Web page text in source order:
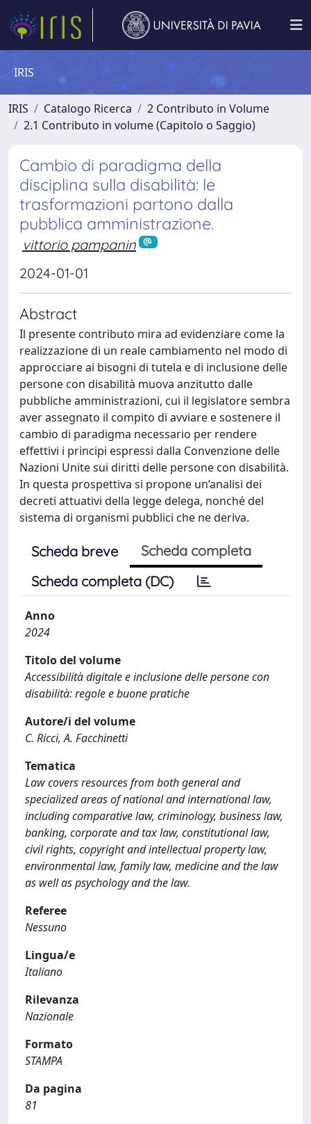
IRIS
IRIS Catalogo Ricerca
2 Contributo in Volume
2.1 Contributo in volume (Capitolo o Saggio)
Cambio di paradigma della
disciplina sulla disabilità: le
trasformazioni partono dalla
pubblica amministrazione.
vittorio pampanin
2024-01-01
Abstract
Il presente contributo mira ad evidenziare come la
realizzazione di un reale cambiamento nel modo di
approcciare ai bisogni di tutela e di inclusione delle
persone con disabilità muova anzitutto dalle
pubbliche amministrazioni, cui il legislatore sembra
aver assegnato il compito di avviare e sostenere il
cambio di paradigma necessario per rendere
effettivi i principi espressi dalla Convenzione delle
Nazioni Unite sui diritti delle persone con disabilità.
In questa prospettiva si propone un’analisi dei
decreti attuativi della legge delega, nonché del
sistema di organismi pubblici che ne deriva.
Scheda breve
Scheda completa
Scheda completa (DC)
Anno
2024
Titolo del volume
Accessibilità digitale e inclusione delle persone con
disabilità: regole e buone pratiche
Autore/i del volume
C. Ricci, A. Facchinetti
Tematica
Law covers resources from both general and
specialized areas of national and international law,
including comparative law, criminology, business law,
banking, corporate and tax law, constitutional law,
civil rights, copyright and intellectual property law,
environmental law, family law, medicine and the law
as well as psychology and the law.
Referee
Nessuno
Lingua/e
Italiano
Rilevanza
Nazionale
Formato
STAMPA
Da pagina
81